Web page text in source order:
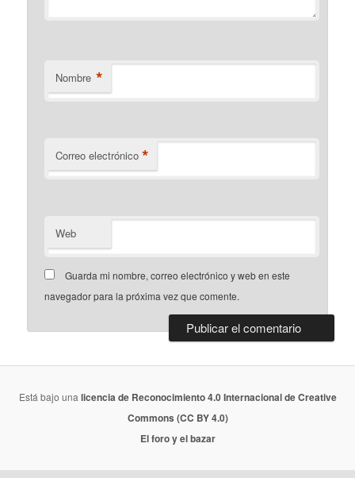
Nombre *
Correo electrónico *
Web
Guarda mi nombre, correo electrónico y web en este
navegador para la próxima vez que comente.
Está bajo una licencia de Reconocimiento 4.0 Internacional de Creative
Commons (CC BY 4.0)
El foro y el bazar